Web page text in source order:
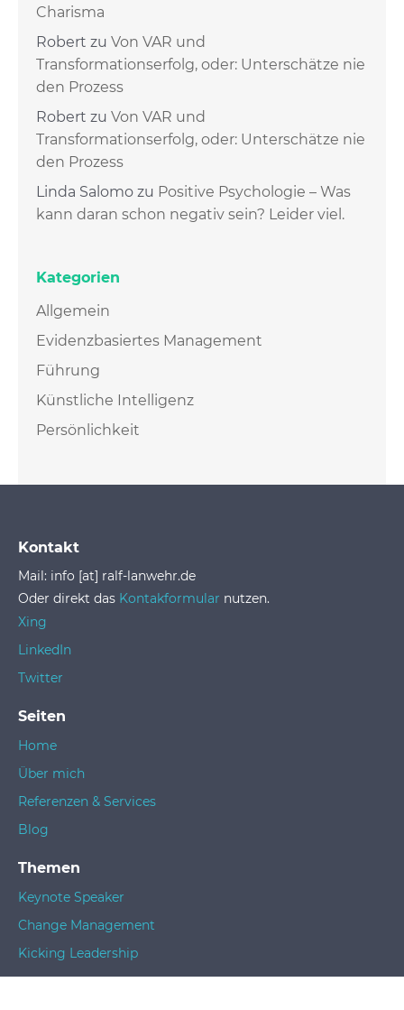
Charisma
Robert zu Von VAR und
Transformationserfolg, oder: Unterschätze nie
den Prozess
Robert zu Von VAR und
Transformationserfolg, oder: Unterschätze nie
den Prozess
Linda Salomo zu Positive Psychologie – Was
kann daran schon negativ sein? Leider viel.
Kategorien
Allgemein
Evidenzbasiertes Management
Führung
Künstliche Intelligenz
Persönlichkeit
Kontakt
Mail: info [at] ralf-lanwehr.de
Oder direkt das Kontakformular nutzen.
Xing
LinkedIn
Twitter
Seiten
Home
Über mich
Referenzen & Services
Blog
Themen
Keynote Speaker
Change Management
Kicking Leadership